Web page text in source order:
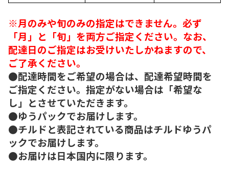
※月のみや旬のみの指定はできません。必ず
「月」と「旬」を両方ご指定ください。なお、
配達日のご指定はお受けいたしかねますので、
ご了承ください。
●配達時間をご希望の場合は、配達希望時間を
ご指定ください。指定がない場合は「希望な
し」とさせていただきます。
●ゆうパックでお届けします。
●チルドと表記されている商品はチルドゆうパ
ックでお届けします。
●お届けは日本国内に限ります。